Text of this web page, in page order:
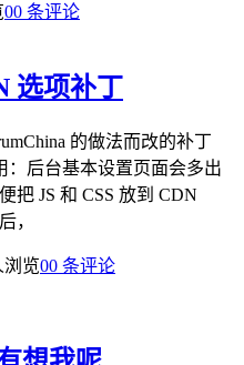
00 条评论
选项补丁
的做法而改的补丁
：后台基本设置页面会多出
把 JS 和 CSS 放到 CDN
，
浏览00 条评论